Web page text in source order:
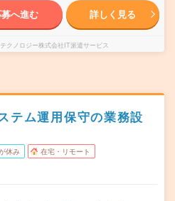
へ進む 詳しく見る
クノロジー株式会社IT派遣サービス
テム運用保守の業務設
休み 在宅・リモート